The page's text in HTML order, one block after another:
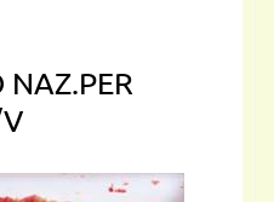
NAZ.PER